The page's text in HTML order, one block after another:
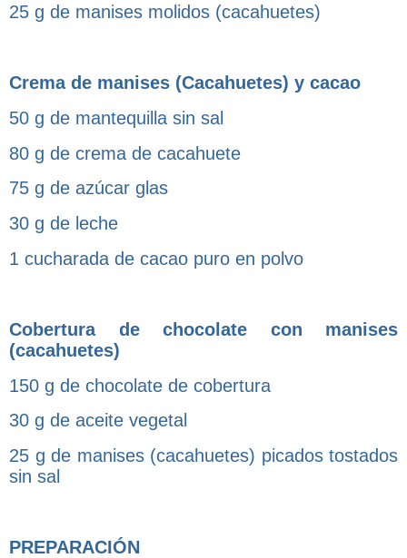
25 g de manises molidos (cacahuetes)
Crema de manises (Cacahuetes) y cacao
50 g de mantequilla sin sal
80 g de crema de cacahuete
75 g de azúcar glas
30 g de leche
1 cucharada de cacao puro en polvo
Cobertura de chocolate con manises
(cacahuetes)
150 g de chocolate de cobertura
30 g de aceite vegetal
25 g de manises (cacahuetes) picados tostados
sin sal
PREPARACIÓN